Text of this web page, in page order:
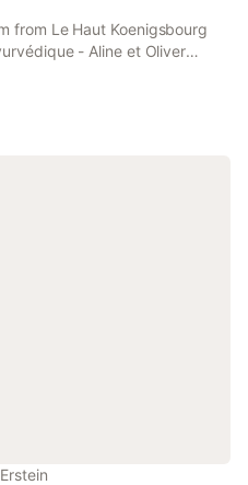
from Le Haut Koenigsbourg
- Aline et Oliver
views, free WiFi and free